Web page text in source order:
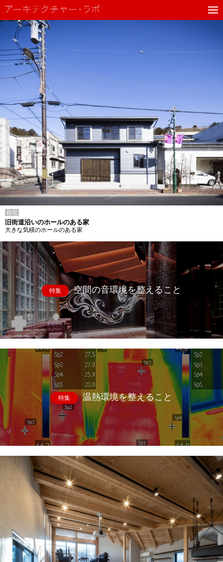
住宅
旧街道沿いのホールのある家
大きな気積のホールのある家
特集 空間の音環境を整えること
特集 温熱環境を整えること